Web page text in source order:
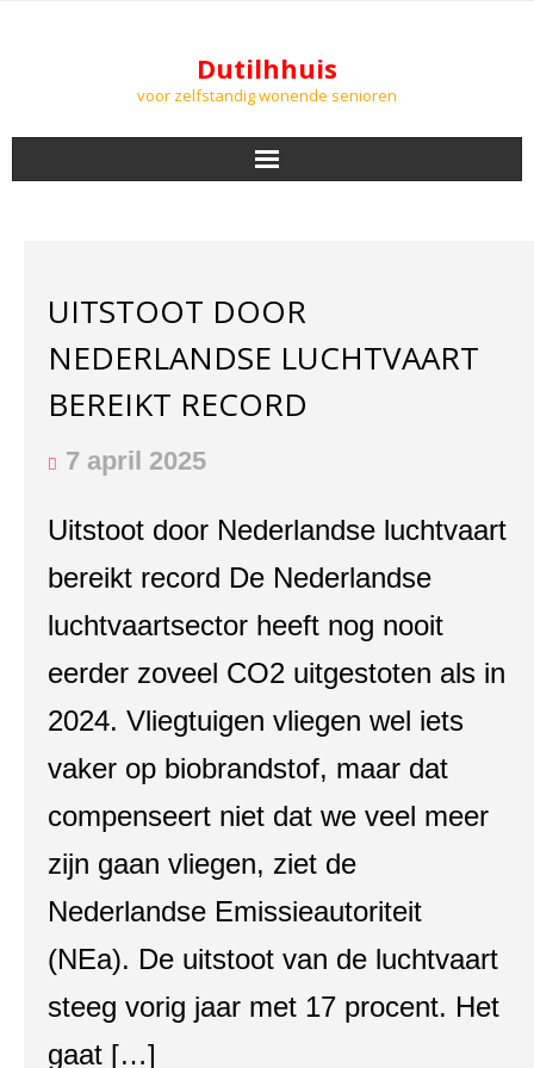
Dutilhhuis
voor zelfstandig wonende senioren
DOWNLOADS
PODCASTS
AGENDA
UITSTOOT DOOR
NEDERLANDSE LUCHTVAART
BEREIKT RECORD
7 april 2025
Uitstoot door Nederlandse luchtvaart
bereikt record De Nederlandse
luchtvaartsector heeft nog nooit
eerder zoveel CO2 uitgestoten als in
2024. Vliegtuigen vliegen wel iets
vaker op biobrandstof, maar dat
compenseert niet dat we veel meer
zijn gaan vliegen, ziet de
Nederlandse Emissieautoriteit
(NEa). De uitstoot van de luchtvaart
steeg vorig jaar met 17 procent. Het
gaat […]